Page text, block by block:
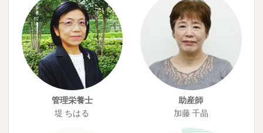
管理栄養士
堤 ちはる
助産師
加藤 千晶